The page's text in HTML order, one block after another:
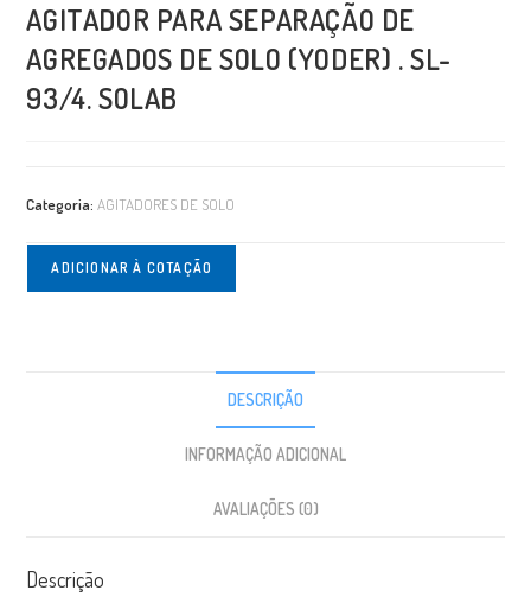
AGITADOR PARA SEPARAÇÃO DE
AGREGADOS DE SOLO (YODER) . SL-
93/4. SOLAB
Categoria:AGITADORES DE SOLO
ADICIONAR À COTAÇÃO
DESCRIÇÃO
INFORMAÇÃO ADICIONAL
AVALIAÇÕES (0)
Descrição